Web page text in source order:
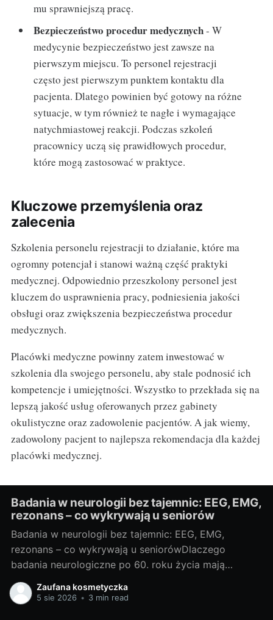
mu sprawniejszą pracę.
Bezpieczeństwo procedur medycznych- W
medycynie bezpieczeństwo jest zawsze na
pierwszym miejscu. To personel rejestracji
często jest pierwszym punktem kontaktu dla
pacjenta. Dlatego powinien być gotowy na różne
sytuacje, w tym również te nagłe i wymagające
natychmiastowej reakcji. Podczas szkoleń
pracownicy uczą się prawidłowych procedur,
które mogą zastosować w praktyce.
Kluczowe przemyślenia oraz
zalecenia
Szkolenia personelu rejestracji to działanie, które ma
ogromny potencjał i stanowi ważną część praktyki
medycznej. Odpowiednio przeszkolony personel jest
kluczem do usprawnienia pracy, podniesienia jakości
obsługi oraz zwiększenia bezpieczeństwa procedur
medycznych.
Placówki medyczne powinny zatem inwestować w
szkolenia dla swojego personelu, aby stale podnosić ich
kompetencje i umiejętności. Wszystko to przekłada się na
lepszą jakość usług oferowanych przez gabinety
okulistyczne oraz zadowolenie pacjentów. A jak wiemy,
zadowolony pacjent to najlepsza rekomendacja dla każdej
placówki medycznej.
Badania w neurologii bez tajemnic: EEG, EMG,
rezonans – co wykrywają u seniorów
Badania w neurologii bez tajemnic: EEG, EMG,
rezonans – co wykrywają u seniorówDlaczego
badania neurologiczne po 60. roku życia mają
znaczenieJako blogerka, ale i miłośniczka rzetelnej
wiedzy medycznej, często widzę, że u osób po 60.
Zaufana kosmetyczka
5 sie 2026 • 3 min read